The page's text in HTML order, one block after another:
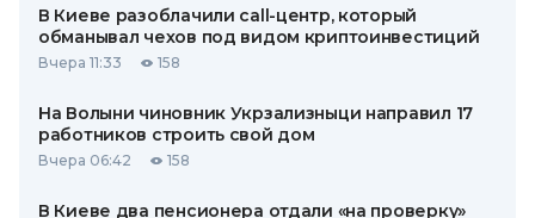
В Киеве разоблачили call-центр, который
обманывал чехов под видом криптоинвестиций
Вчера 11:33 158
На Волыни чиновник Укрзализныци направил 17
работников строить свой дом
Вчера 06:42 158
В Киеве два пенсионера отдали «на проверку»